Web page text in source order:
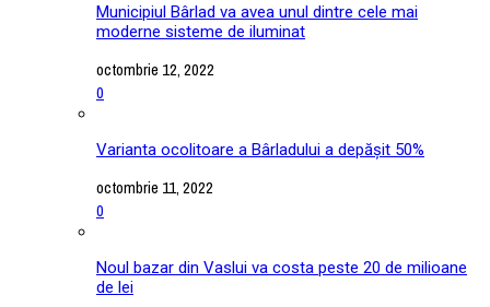
Municipiul Bârlad va avea unul dintre cele mai
moderne sisteme de iluminat
octombrie 12, 2022
0
Varianta ocolitoare a Bârladului a depășit 50%
octombrie 11, 2022
0
Noul bazar din Vaslui va costa peste 20 de milioane
de lei